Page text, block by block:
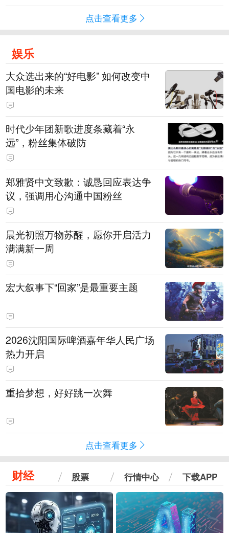
点击查看更多
娱乐
大众选出来的“好电影” 如何改变中
国电影的未来
时代少年团新歌进度条藏着“永
远”，粉丝集体破防
郑雅贤中文致歉：诚恳回应表达争
议，强调用心沟通中国粉丝
晨光初照万物苏醒，愿你开启活力
满满新一周
宏大叙事下“回家”是最重要主题
2026沈阳国际啤酒嘉年华人民广场
热力开启
重拾梦想，好好跳一次舞
点击查看更多
财经 股票 行情中心 下载APP